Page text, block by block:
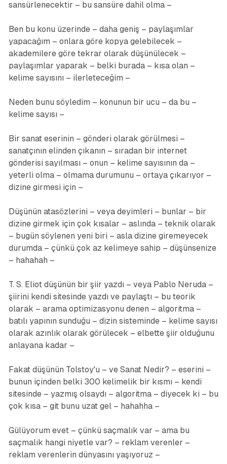
sansürlenecektir – bu sansüre dahil olma –
Ben bu konu üzerinde – daha geniş – paylaşımlar
yapacağım – onlara göre kopya gelebilecek –
akademilere göre tekrar olarak düşünülecek –
paylaşımlar yaparak – belki burada – kısa olan –
kelime sayısını – ilerleteceğim –
Neden bunu söyledim – konunun bir ucu – da bu –
kelime sayısı –
Bir sanat eserinin – gönderi olarak görülmesi –
sanatçının elinden çıkanın – sıradan bir internet
gönderisi sayılması – onun – kelime sayısının da –
yeterli olma – olmama durumunu – ortaya çıkarıyor –
dizine girmesi için –
Düşünün atasözlerini – veya deyimleri – bunlar – bir
dizine girmek için çok kısalar – aslında – teknik olarak
– bugün söylenen yeni biri – asla dizine giremeyecek
durumda – çünkü çok az kelimeye sahip – düşünsenize
– hahahah –
T. S. Eliot düşünün bir şiir yazdı – veya Pablo Neruda –
şiirini kendi sitesinde yazdı ve paylaştı – bu teorik
olarak – arama optimizasyonu denen – algoritma –
batılı yapının sunduğu – dizin sisteminde – kelime sayısı
olarak azınlık olarak görülecek – elbette şiir olduğunu
anlayana kadar –
Fakat düşünün Tolstoy'u – ve Sanat Nedir? – eserini –
bunun içinden belki 300 kelimelik bir kısmı – kendi
sitesinde – yazmış olsaydı – algoritma – diyecek ki – bu
çok kısa – git bunu uzat gel – hahahha –
Gülüyorum evet – çünkü saçmalık var – ama bu
saçmalık hangi niyetle var? – reklam verenler –
reklam verenlerin dünyasını yaşıyoruz –